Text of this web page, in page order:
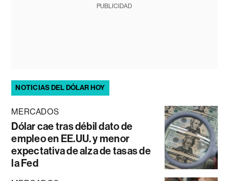
PUBLICIDAD
NOTICIAS DEL DÓLAR HOY
MERCADOS
Dólar cae tras débil dato de
empleo en EE.UU. y menor
expectativa de alza de tasas de
la Fed